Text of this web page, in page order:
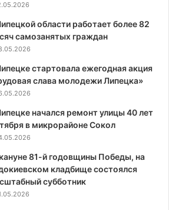
области работает более 82
самозанятых граждан
стартовала ежегодная акция
слава молодежи Липецка»
начался ремонт улицы 40 лет
в микрорайоне Сокол
81-й годовщины Победы, на
кладбище состоялся
субботник